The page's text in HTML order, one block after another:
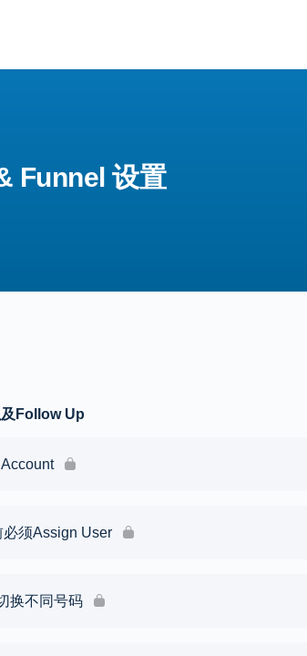
Funnel 设置
Follow Up
须Assign User
换不同号码